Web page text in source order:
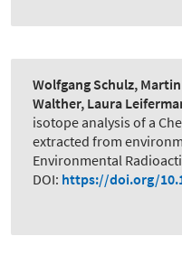
Wolfgang Schulz,
Walther, Laura
isotope analysis of a
extracted from
Environmental
DOI: https://doi.org/